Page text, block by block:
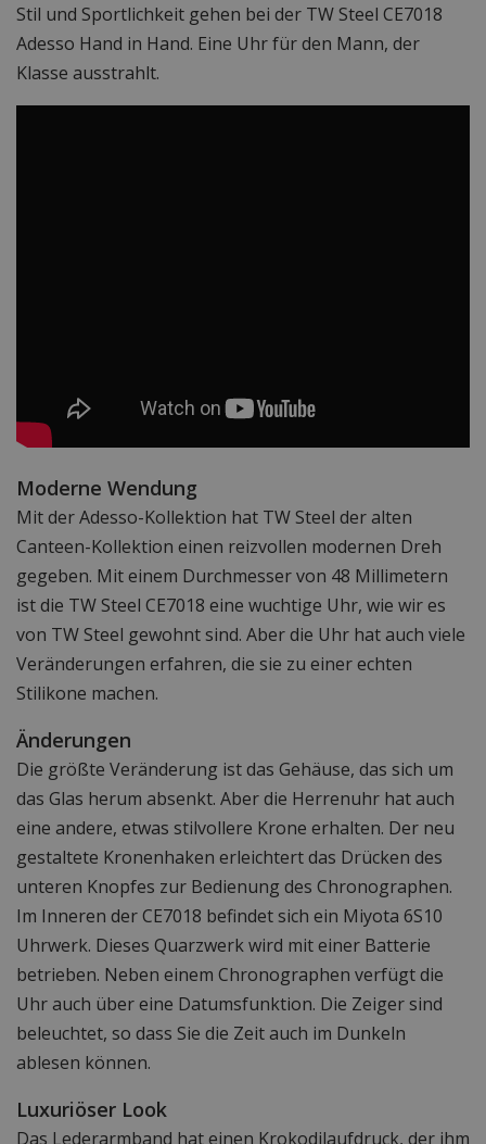
Stil und Sportlichkeit gehen bei der TW Steel CE7018
Adesso Hand in Hand. Eine Uhr für den Mann, der
Klasse ausstrahlt.
Moderne Wendung
Mit der Adesso-Kollektion hat TW Steel der alten
Canteen-Kollektion einen reizvollen modernen Dreh
gegeben. Mit einem Durchmesser von 48 Millimetern
ist die TW Steel CE7018 eine wuchtige Uhr, wie wir es
von TW Steel gewohnt sind. Aber die Uhr hat auch viele
Veränderungen erfahren, die sie zu einer echten
Stilikone machen.
Änderungen
Die größte Veränderung ist das Gehäuse, das sich um
das Glas herum absenkt. Aber die Herrenuhr hat auch
eine andere, etwas stilvollere Krone erhalten. Der neu
gestaltete Kronenhaken erleichtert das Drücken des
unteren Knopfes zur Bedienung des Chronographen.
Im Inneren der CE7018 befindet sich ein Miyota 6S10
Uhrwerk. Dieses Quarzwerk wird mit einer Batterie
betrieben. Neben einem Chronographen verfügt die
Uhr auch über eine Datumsfunktion. Die Zeiger sind
beleuchtet, so dass Sie die Zeit auch im Dunkeln
ablesen können.
Luxuriöser Look
Das Lederarmband hat einen Krokodilaufdruck, der ihm